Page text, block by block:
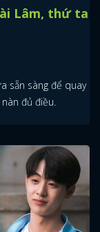
Lâm, thứ ta
sẵn sàng để quay
đủ điều.